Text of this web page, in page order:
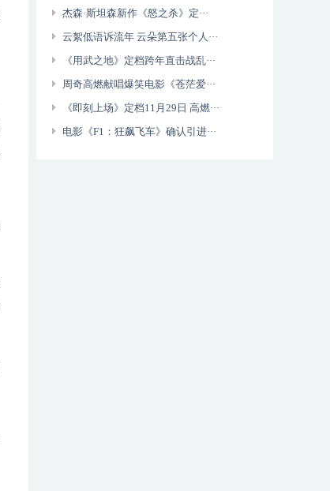
杰森·斯坦森新作《怒之杀》定···
云絮低语诉流年 云朵第五张个人···
《用武之地》定档跨年直击战乱···
周奇高燃献唱爆笑电影《苍茫爱···
《即刻上场》定档11月29日 高燃···
电影《F1：狂飙飞车》确认引进···